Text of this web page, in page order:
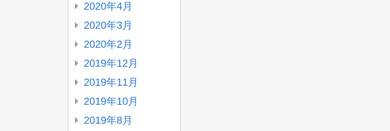
2020年4月
2020年3月
2020年2月
2019年12月
2019年11月
2019年10月
2019年8月